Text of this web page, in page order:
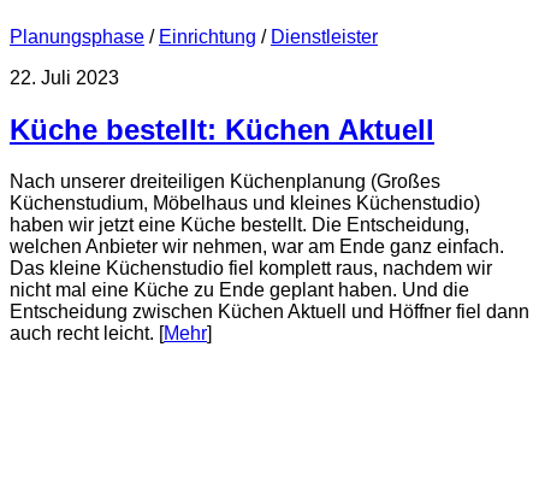
Planungsphase / Einrichtung / Dienstleister
22. Juli 2023
Küche bestellt: Küchen Aktuell
Nach unserer dreiteiligen Küchenplanung (Großes
Küchenstudium, Möbelhaus und kleines Küchenstudio)
haben wir jetzt eine Küche bestellt. Die Entscheidung,
welchen Anbieter wir nehmen, war am Ende ganz einfach.
Das kleine Küchenstudio fiel komplett raus, nachdem wir
nicht mal eine Küche zu Ende geplant haben. Und die
Entscheidung zwischen Küchen Aktuell und Höffner fiel dann
auch recht leicht. [Mehr]